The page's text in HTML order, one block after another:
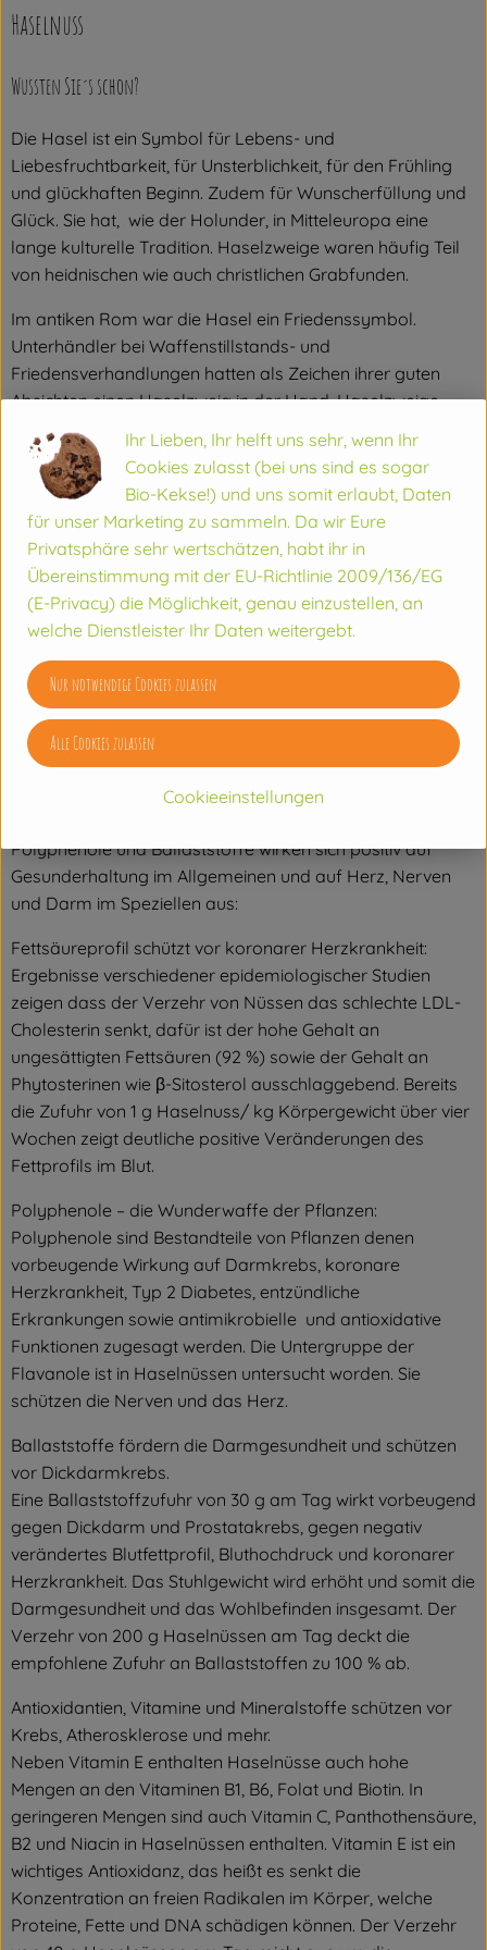
Haselnuss
Wussten Sie´s schon?
Die Hasel ist ein Symbol für Lebens- und
Liebesfruchtbarkeit, für Unsterblichkeit, für den Frühling
und glückhaften Beginn. Zudem für Wunscherfüllung und
Glück. Sie hat, wie der Holunder, in Mitteleuropa eine
lange kulturelle Tradition. Haselzweige waren häufig Teil
von heidnischen wie auch christlichen Grabfunden.
Im antiken Rom war die Hasel ein Friedenssymbol.
Unterhändler bei Waffenstillstands- und
Friedensverhandlungen hatten als Zeichen ihrer guten
Absichten einen Haselzweig in der Hand. Haselzweige
dienten auch als Grenzmarkierungen.
Wo kommt´s her?
Als sehr altes Nahrungsmittel dürfte die Hasel schon bei
Steinzeitkulturen einen hohen Stellenwert besessen haben.
Zumindest aus germanischer Zeit ist überliefert, dass die
„Frau Haselin“ nicht gefällt werden durfte. Fremde durften
von Haselsträuchern nicht mehr als eine Handvoll Nüsse
nehmen.
Was ist drin?
Der tägliche Verzehr von 50-100 g Haselnüssen trägt zu
einer gesunden und ausgewogenen Ernährung bei. Die in
Polyphenole und Ballaststoffe wirken sich positiv auf
Gesunderhaltung im Allgemeinen und auf Herz, Nerven
und Darm im Speziellen aus:
Fettsäureprofil schützt vor koronarer Herzkrankheit:
Ergebnisse verschiedener epidemiologischer Studien
zeigen dass der Verzehr von Nüssen das schlechte LDL-
Cholesterin senkt, dafür ist der hohe Gehalt an
ungesättigten Fettsäuren (92 %) sowie der Gehalt an
Phytosterinen wie β-Sitosterol ausschlaggebend. Bereits
die Zufuhr von 1 g Haselnuss/ kg Körpergewicht über vier
Wochen zeigt deutliche positive Veränderungen des
Fettprofils im Blut.
Polyphenole – die Wunderwaffe der Pflanzen:
Polyphenole sind Bestandteile von Pflanzen denen
vorbeugende Wirkung auf Darmkrebs, koronare
Herzkrankheit, Typ 2 Diabetes, entzündliche
Erkrankungen sowie antimikrobielle und antioxidative
Funktionen zugesagt werden. Die Untergruppe der
Flavanole ist in Haselnüssen untersucht worden. Sie
schützen die Nerven und das Herz.
Ballaststoffe fördern die Darmgesundheit und schützen
vor Dickdarmkrebs.
Eine Ballaststoffzufuhr von 30 g am Tag wirkt vorbeugend
gegen Dickdarm und Prostatakrebs, gegen negativ
verändertes Blutfettprofil, Bluthochdruck und koronarer
Herzkrankheit. Das Stuhlgewicht wird erhöht und somit die
Darmgesundheit und das Wohlbefinden insgesamt. Der
Verzehr von 200 g Haselnüssen am Tag deckt die
empfohlene Zufuhr an Ballaststoffen zu 100 % ab.
Antioxidantien, Vitamine und Mineralstoffe schützen vor
Krebs, Atherosklerose und mehr.
Neben Vitamin E enthalten Haselnüsse auch hohe
Mengen an den Vitaminen B1, B6, Folat und Biotin. In
geringeren Mengen sind auch Vitamin C, Panthothensäure,
B2 und Niacin in Haselnüssen enthalten. Vitamin E ist ein
wichtiges Antioxidanz, das heißt es senkt die
Konzentration an freien Radikalen im Körper, welche
Proteine, Fette und DNA schädigen können. Der Verzehr
Ihr Lieben, Ihr helft uns sehr, wenn Ihr
Cookies zulasst (bei uns sind es sogar
Bio-Kekse!) und uns somit erlaubt, Daten
für unser Marketing zu sammeln. Da wir Eure
Privatsphäre sehr wertschätzen, habt ihr in
Übereinstimmung mit der EU-Richtlinie 2009/136/EG
(E-Privacy) die Möglichkeit, genau einzustellen, an
welche Dienstleister Ihr Daten weitergebt.
Cookieeinstellungen
Nur notwendige Cookies zulassen
Alle Cookies zulassen